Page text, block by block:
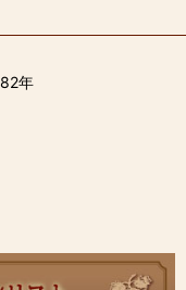
年